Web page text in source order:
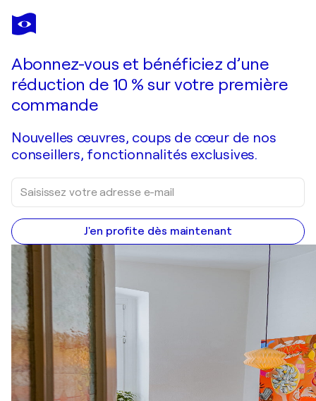
DENNY STOEKENBROEK
Nonchalant
Abonnez-vous et bénéficiez d’une
réduction de 10 % sur votre première
commande
Nouvelles œuvres, coups de cœur de nos
conseillers, fonctionnalités exclusives.
J'en profite dès maintenant